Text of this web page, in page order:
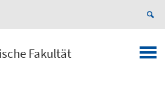
Fakultät